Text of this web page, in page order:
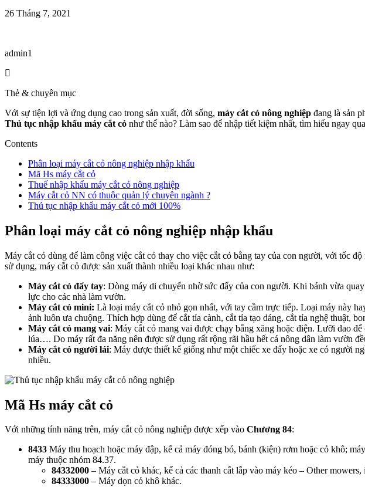
26 Tháng 7, 2021
admin1
Thẻ & chuyên mục
Với sự tiện lợi và ứng dụng cao trong sản xuất, đời sống, máy cắt cỏ nông nghiệp đang là sản
Thủ tục nhập khẩu máy cắt cỏ như thế nào? Làm sao để nhập tiết kiệm nhất, tìm hiểu ngay
Contents
Phân loại máy cắt cỏ nông nghiệp nhập khẩu
Mã Hs máy cắt cỏ
Thuế nhập khẩu máy cắt cỏ nông nghiệp
Máy cắt cỏ NN có thuộc quản lý chuyên ngành ?
Thủ tục nhập khẩu máy cắt cỏ mới 100%
Phân loại máy cắt cỏ nông nghiệp nhập khẩu
Máy cắt cỏ dùng để làm công việc cắt cỏ thay cho việc cắt cỏ bằng tay của con người, với tốc
sử dụng, máy cắt cỏ được sản xuất thành nhiều loại khác nhau như:
Máy cắt cỏ đẩy tay: Dòng máy di chuyển nhờ sức đẩy của con người. Khi bánh vừa
lực cho các nhà làm vườn.
Máy cắt cỏ mini: Là loại máy cắt cỏ nhỏ gọn nhất, với tay cầm trực tiếp. Loại máy này
ảnh luôn ưa chuộng. Thích hợp dùng để cắt tỉa cành, cắt tỉa tạo dáng, cắt tỉa nghệ thuật,
Máy cắt cỏ mang vai: Máy cắt cỏ mang vai được chạy bằng xăng hoặc điện. Lưỡi dao
lúa…. Do máy rất đa năng nên được sử dụng rất rộng rãi hầu hết cá nông dân làm vườn
Máy cắt cỏ người lái: Máy được thiết kế giống như một chiếc xe đẩy hoặc xe có người
nhiều.
Mã Hs máy cắt cỏ
Với những tính năng trên, máy cắt cỏ nông nghiệp được xếp vào Chương 84:
8433 Máy thu hoạch hoặc máy đập, kể cả máy đóng bó, bánh (kiện) rơm hoặc cỏ khô;
máy thuộc nhóm 84.37.
84332000 – Máy cắt cỏ khác, kể cả các thanh cắt lắp vào máy kéo – Other
84333000 – Máy dọn cỏ khô khác.